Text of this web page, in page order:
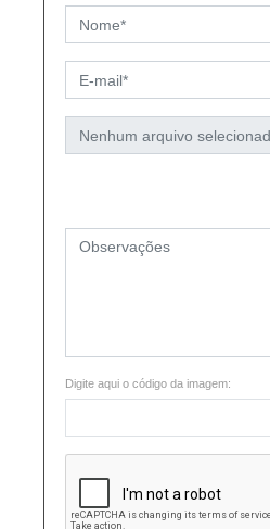
Digite aqui o código da imagem: